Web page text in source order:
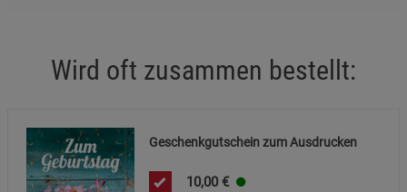
Wird oft zusammen bestellt:
Geschenkgutschein zum Ausdrucken
10,00 €
Beschreibung Statistik Cookies
Marketing Cookies (3)
Beschreibung Marketing Cookies